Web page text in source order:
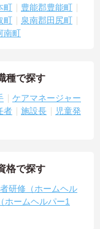
町
豊能郡豊能町
町
泉南郡田尻町
南町
種で探す
ケアマネージャー
者 施設長
児童発
格で探す
研修（ホームヘル
ホームヘルパー1